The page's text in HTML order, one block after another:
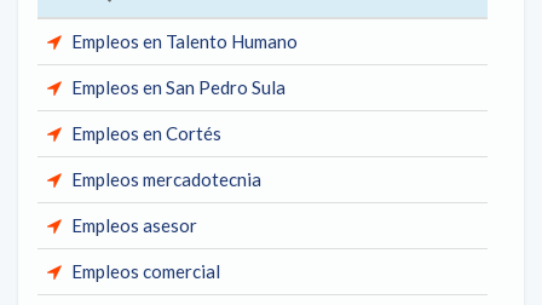
Empleos en Talento Humano
Empleos en San Pedro Sula
Empleos en Cortés
Empleos mercadotecnia
Empleos asesor
Empleos comercial